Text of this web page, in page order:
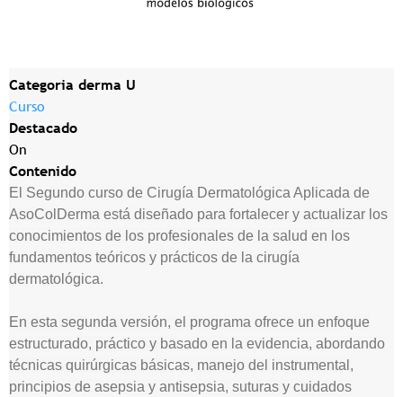
Categoria derma U
Curso
Destacado
On
Contenido
El Segundo curso de Cirugía Dermatológica Aplicada de
AsoColDerma está diseñado para fortalecer y actualizar los
conocimientos de los profesionales de la salud en los
fundamentos teóricos y prácticos de la cirugía
dermatológica.
En esta segunda versión, el programa ofrece un enfoque
estructurado, práctico y basado en la evidencia, abordando
técnicas quirúrgicas básicas, manejo del instrumental,
principios de asepsia y antisepsia, suturas y cuidados